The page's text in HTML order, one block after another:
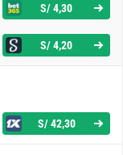
S/ 4,30
S/ 4,20
S/ 42,30